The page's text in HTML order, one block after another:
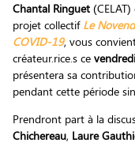
Chantal Ringuet (CELAT)
projet collectif Le
COVID-19, vous
créateur.rice.s ce
présentera sa
pendant cette période
Prendront part à la
Chichereau, Laure